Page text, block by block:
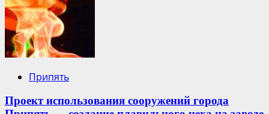
Припять
Проект использования сооружений города